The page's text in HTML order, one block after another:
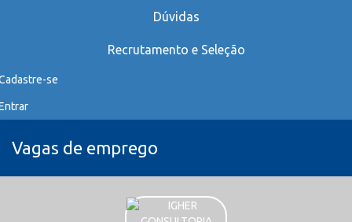
Dúvidas
Recrutamento e Seleção
se
Vagas de emprego